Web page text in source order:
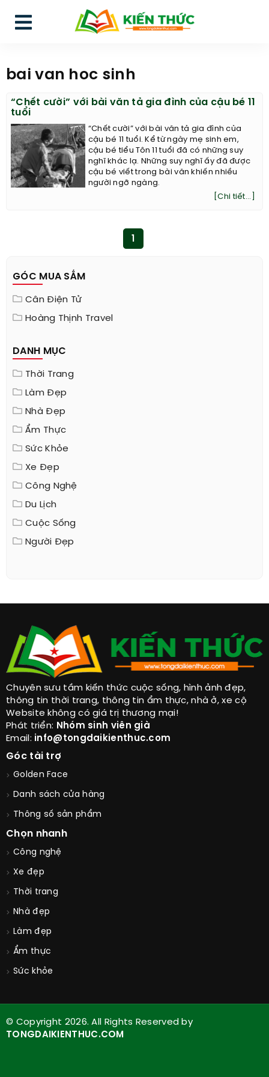
bai van hoc sinh
“Chết cười” với bài văn tả gia đình của cậu bé 11
tuổi
“Chết cười” với bài văn tả gia đình của
cậu bé 11 tuổi. Kể từ ngày mẹ sinh em,
cậu bé tiểu Tôn 11 tuổi đã có những suy
nghĩ khác lạ. Những suy nghĩ ấy đã được
cậu bé viết trong bài văn khiến nhiều
người ngỡ ngàng.
[Chi tiết...]
GÓC MUA SẮM
Cân Điện Tử
Hoàng Thịnh Travel
DANH MỤC
Thời Trang
Làm Đẹp
Nhà Đẹp
Ẩm Thực
Sức Khỏe
Xe Đẹp
Công Nghệ
Du Lịch
Cuộc Sống
Người Đẹp
Chuyên sưu tầm kiến thức cuộc sống, hình ảnh đẹp,
thông tin thời trang, thông tin ẩm thực, nhà ở, xe cộ
Website không có giá trị thương mại!
Phát triển: Nhóm sinh viên già
Email: info@tongdaikienthuc.com
Góc tài trợ
Golden Face
Danh sách cửa hàng
Thông số sản phẩm
Chọn nhanh
Công nghệ
Xe đẹp
Thời trang
Nhà đẹp
Làm đẹp
Ẩm thực
Sức khỏe
© Copyright 2026. All Rights Reserved by
TONGDAIKIENTHUC.COM